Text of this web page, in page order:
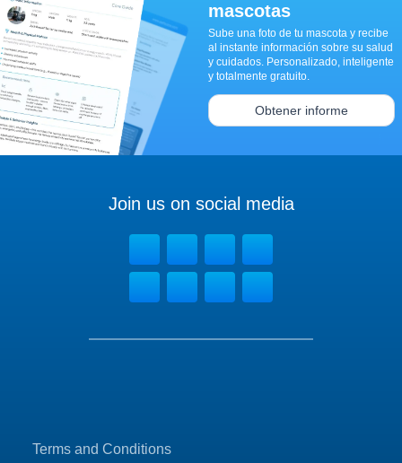
mascotas
Sube una foto de tu mascota y recibe
al instante información sobre su salud
y cuidados. Personalizado, inteligente
y totalmente gratuito.
Obtener informe
Terms and Conditions
Join us on social media